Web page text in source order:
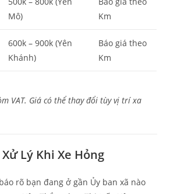
Mô)
Km
600k – 900k (Yên
Khánh)
Báo giá theo
Km
VAT. Giá có thể thay đổi tùy vị trí xa
Lý Khi Xe Hỏng
rõ bạn đang ở gần Ủy ban xã nào